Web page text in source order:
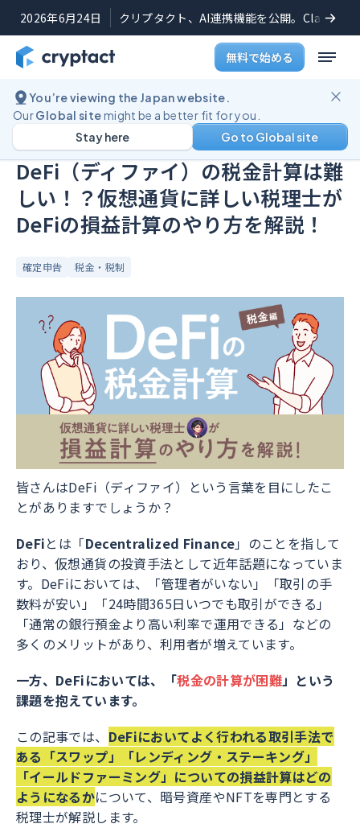
2026年6月24日 クリプタクト、AI連携機能を公開。Claude
無料で始める
You’re viewing the Japan website.
OurGlobal sitemight be a better fit for you.
Go to Global site
Stay here
ブログ
公開日:2023年2月6日(最終更新日:2023年8月30日
DeFi（ディファイ）の税金計算は難
しい！？仮想通貨に詳しい税理士が
DeFiの損益計算のやり方を解説！
確定申告 税金・税制
皆さんはDeFi（ディファイ）という言葉を目にしたこ
とがありますでしょうか？
DeFiとは「Decentralized Finance」のことを指して
おり、仮想通貨の投資手法として近年話題になっていま
す。DeFiにおいては、「管理者がいない」「取引の手
数料が安い」「24時間365日いつでも取引ができる」
「通常の銀行預金より高い利率で運用できる」などの
多くのメリットがあり、利用者が増えています。
一方、DeFiにおいては、「税金の計算が困難」という
課題を抱えています。
この記事では、 DeFiにおいてよく行われる取引手法で
ある「スワップ」「レンディング・ステーキング」
「イールドファーミング」についての損益計算はどの
ようになるかについて、暗号資産やNFTを専門とする
税理士が解説します。